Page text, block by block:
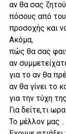
αν θα σας
πόσους από
προσοχής και
Ακόμα,
πώς θα σας
αν
για το αν θα
αν θα γίνει το
για την τύχη
Για δείτε,τι
Το μέλλον μας